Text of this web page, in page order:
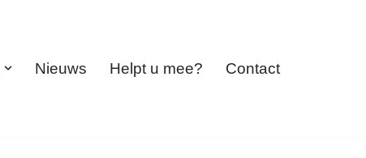
Nieuws Helpt u mee? Contact